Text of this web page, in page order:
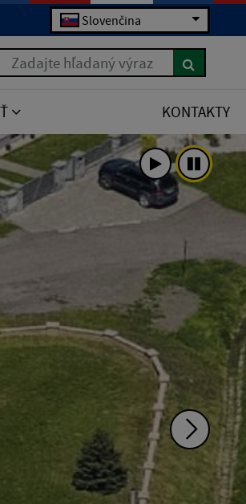
Slovenčina
Zadajte hľadaný výraz
KONTAKTY